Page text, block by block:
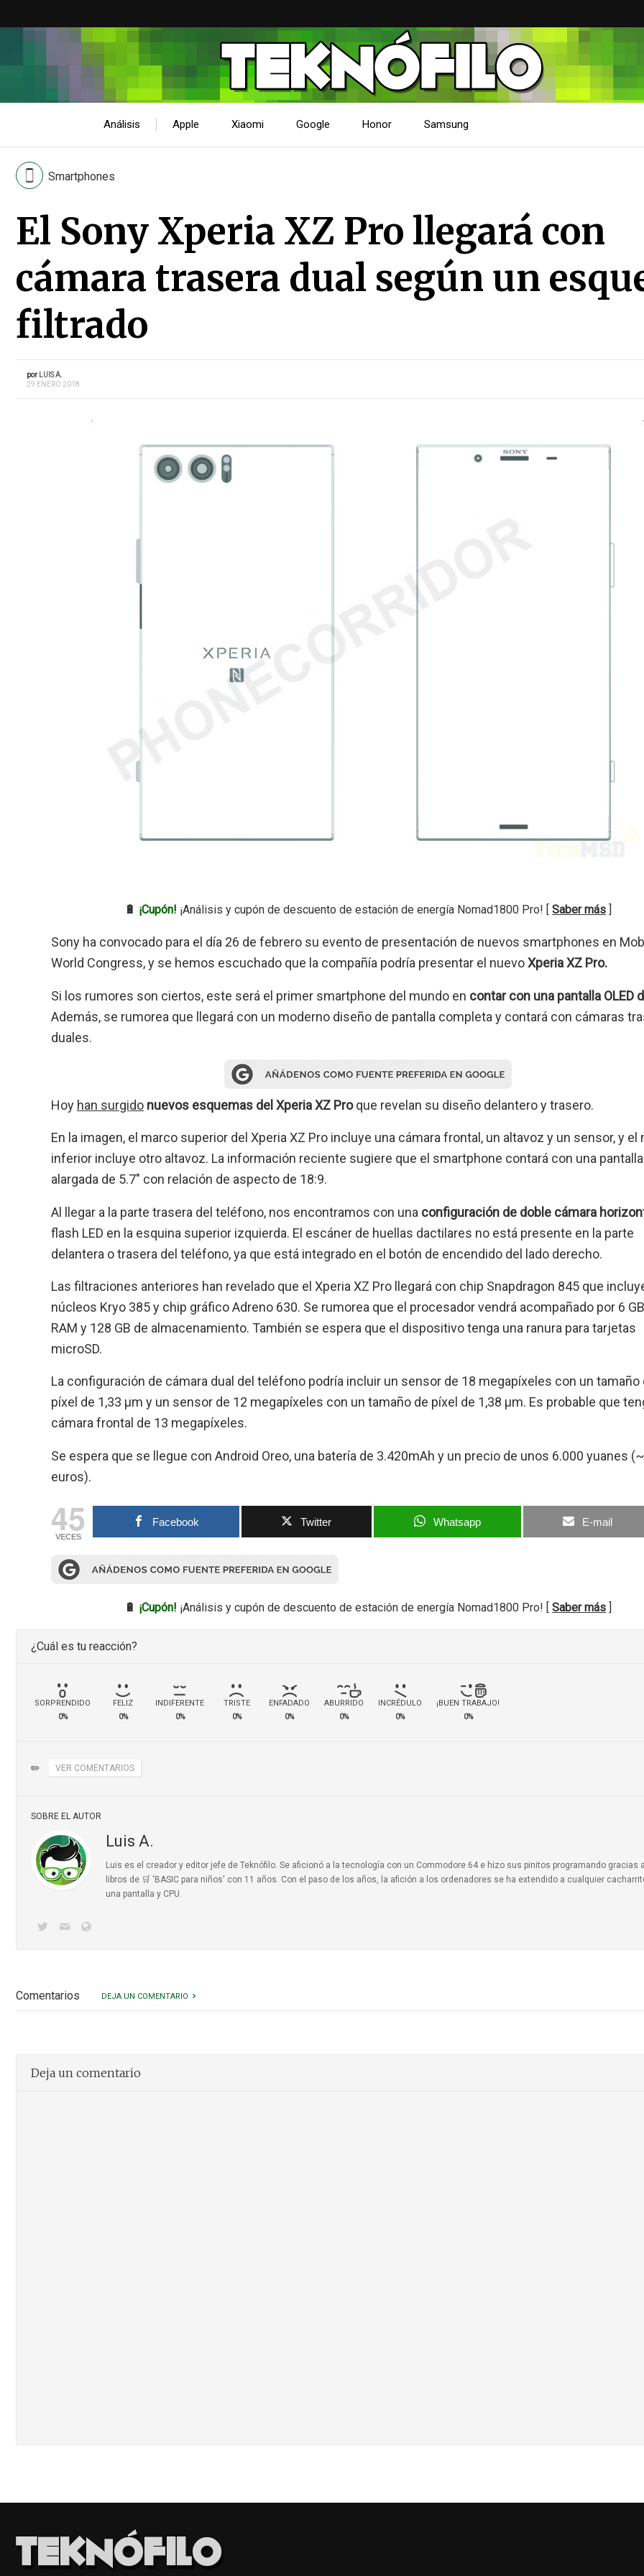
Análisis Apple Xiaomi Google Honor Samsung
Smartphones
El Sony Xperia XZ Pro llegará con
cámara trasera dual según un
filtrado
por LUIS A.
29 ENERO 2018
🔋 ¡Cupón! ¡Análisis y cupón de descuento de estación de energía Nomad1800 Pro! [ Saber más ]
Sony ha convocado para el día 26 de febrero su evento de presentación de nuevos smartphones en
World Congress, y se hemos escuchado que la compañía podría presentar el nuevoXperia XZ Pro.
Si los rumores son ciertos, este será el primer smartphone del mundo en contar con una pantalla OLED
Además, se rumorea que llegará con un moderno diseño de pantalla completa y contará con cámaras
duales.
Hoy han surgido nuevos esquemas del Xperia XZ Proque revelan su diseño delantero y trasero.
En la imagen, el marco superior del Xperia XZ Pro incluye una cámara frontal, un altavoz y un sensor, y el
inferior incluye otro altavoz. La información reciente sugiere que el smartphone contará con una pantalla
alargada de 5.7″ con relación de aspecto de 18:9.
Al llegar a la parte trasera del teléfono, nos encontramos con una configuración de doble cámara
flash LED en la esquina superior izquierda. El escáner de huellas dactilares no está presente en la parte
delantera o trasera del teléfono, ya que está integrado en el botón de encendido del lado derecho.
Las filtraciones anteriores han revelado que el Xperia XZ Pro llegará con chip Snapdragon 845 que
núcleos Kryo 385 y chip gráfico Adreno 630. Se rumorea que el procesador vendrá acompañado por 6
RAM y 128 GB de almacenamiento. También se espera que el dispositivo tenga una ranura para tarjetas
microSD.
La configuración de cámara dual del teléfono podría incluir un sensor de 18 megapíxeles con un tamaño
píxel de 1,33 µm y un sensor de 12 megapíxeles con un tamaño de píxel de 1,38 µm. Es probable que
cámara frontal de 13 megapíxeles.
Se espera que se llegue con Android Oreo, una batería de 3.420mAh y un precio de unos 6.000 yuanes
euros).
45
VECES
Facebook Twitter Whatsapp E-mail
🔋 ¡Cupón! ¡Análisis y cupón de descuento de estación de energía Nomad1800 Pro! [ Saber más ]
¿Cuál es tu reacción?
SORPRENDIDO
0%
FELIZ
0%
INDIFERENTE
0%
TRISTE
0%
ENFADADO
0%
ABURRIDO
0%
INCRÉDULO
0%
¡BUEN TRABAJO!
0%
✏️ VER COMENTARIOS
SOBRE EL AUTOR
Luis A.
Luis es el creador y editor jefe de Teknófilo. Se aficionó a la tecnología con un Commodore 64 e hizo sus pinitos programando gracias
libros de 🛒 'BASIC para niños' con 11 años. Con el paso de los años, la afición a los ordenadores se ha extendido a cualquier
una pantalla y CPU.
Comentarios DEJA UN COMENTARIO
Deja un comentario